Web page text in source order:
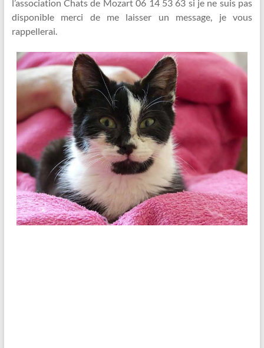
l’association Chats de Mozart 06 14 53 63 si je ne suis pas
disponible merci de me laisser un message, je vous
rappellerai.